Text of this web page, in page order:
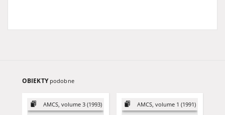
OBIEKTY podobne
AMCS, volume 3 (1993) AMCS, volume 1 (1991)